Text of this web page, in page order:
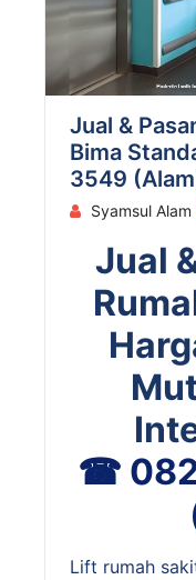
Jual &
Bima
3549
Syamsul Alam
Jual
☎
Lift rumah